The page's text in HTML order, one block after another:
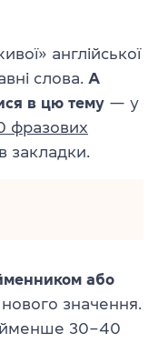
англійської
слова. А
в цю тему — у
фразових
закладки.
або
нового значення.
30–40